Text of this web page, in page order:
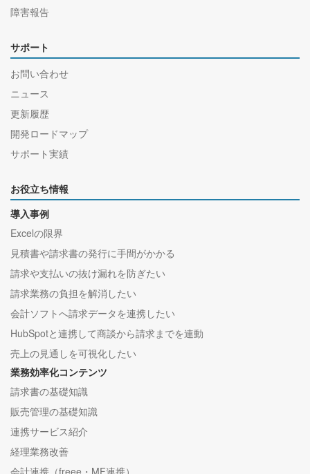
障害報告
サポート
お問い合わせ
ニュース
更新履歴
開発ロードマップ
サポート実績
お役立ち情報
導入事例
Excelの限界
見積書や請求書の発行に手間がかかる
請求や支払いの抜け漏れを防ぎたい
請求業務の負担を解消したい
会計ソフトへ請求データを連携したい
HubSpotと連携して商談から請求までを連動
売上の見通しを可視化したい
業務効率化コンテンツ
請求書の基礎知識
販売管理の基礎知識
連携サービス紹介
経理業務改善